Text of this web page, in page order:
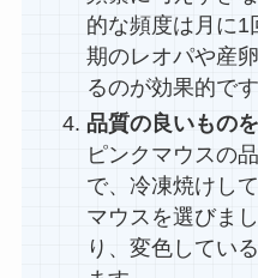
的な頻度は月に1
期のレオパや産
るのが効果的です
品質の良いもの
ピンクマウスの
で、冷凍焼けし
マウスを選びま
り、変色してい